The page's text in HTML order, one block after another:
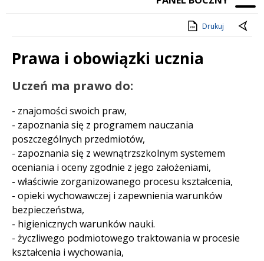
Drukuj
Prawa i obowiązki ucznia
Treść
Uczeń ma prawo do:
- znajomości swoich praw,
- zapoznania się z programem nauczania
poszczególnych przedmiotów,
- zapoznania się z wewnątrzszkolnym systemem
oceniania i oceny zgodnie z jego założeniami,
- właściwie zorganizowanego procesu kształcenia,
- opieki wychowawczej i zapewnienia warunków
bezpieczeństwa,
- higienicznych warunków nauki.
- życzliwego podmiotowego traktowania w procesie
kształcenia i wychowania,